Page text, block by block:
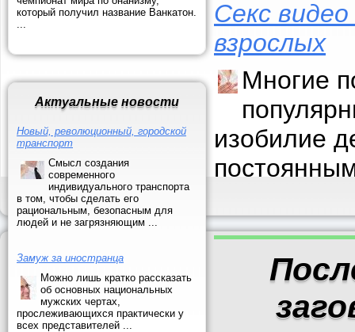
который получил название Ванкатон.
...
Актуальные новости
Новый, революционный, городской
транспорт
Смысл создания
современного
индивидуального транспорта
в том, чтобы сделать его
рациональным, безопасным для
людей и не загрязняющим ...
Замуж за иностранца
Можно лишь кратко рассказать
об основных национальных
мужских чертах,
прослеживающихся практически у
всех представителей ...
Секс
взрослых
Многие
изобилие